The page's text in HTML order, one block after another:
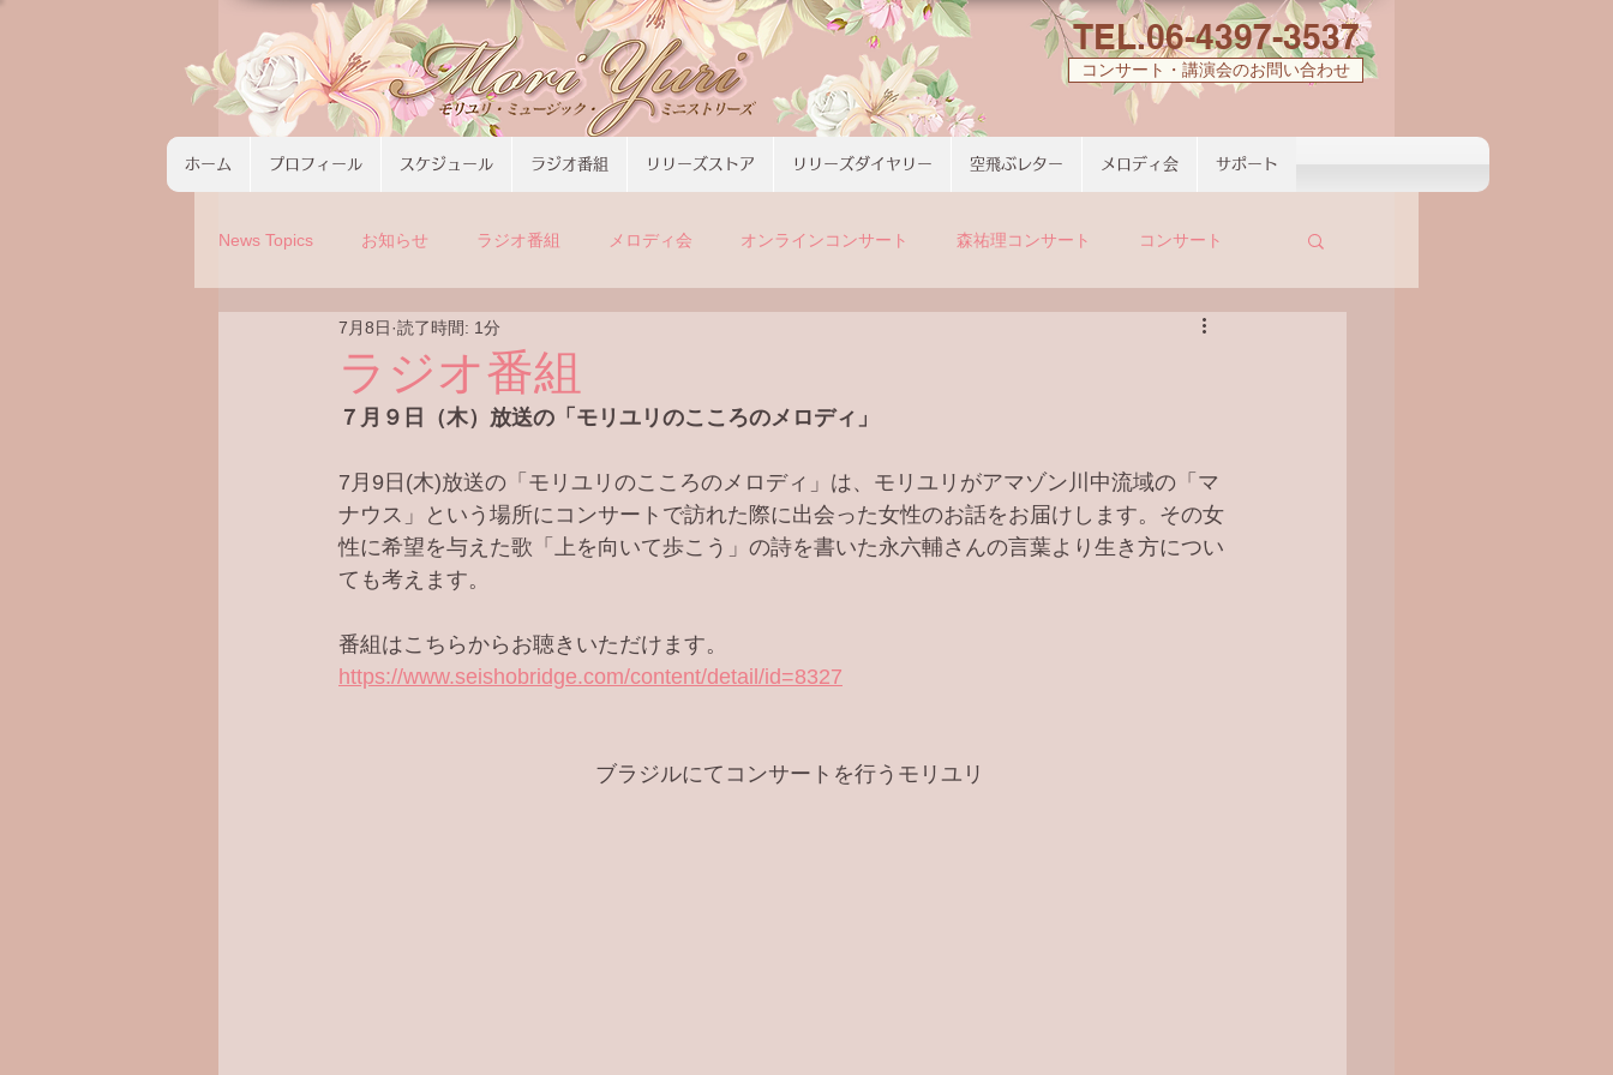
TEL.06-4397-3537
コンサート・講演会のお問い合わせ
ホーム プロフィール スケジュール ラジオ番組 リリーズストア リリーズダイヤリー 空飛ぶレター メロディ会 サポート
News Topics お知らせ ラジオ番組 メロディ会 オンラインコンサート 森祐理コンサート コンサート
コンサート ツアーの募集
ラジオ番組
7月8日 読了時間: 1分
７月９日（木）放送の「モリユリのこころのメロディ」
7月9日(木)放送の「モリユリのこころのメロディ」は、モリユリがアマゾン川中流域の「マ
ナウス」という場所にコンサートで訪れた際に出会った女性のお話をお届けします。その女
性に希望を与えた歌「上を向いて歩こう」の詩を書いた永六輔さんの言葉より生き方につい
ても考えます。
番組はこちらからお聴きいただけます。
https://www.seishobridge.com/content/detail/id=8327
ブラジルにてコンサートを行うモリユリ